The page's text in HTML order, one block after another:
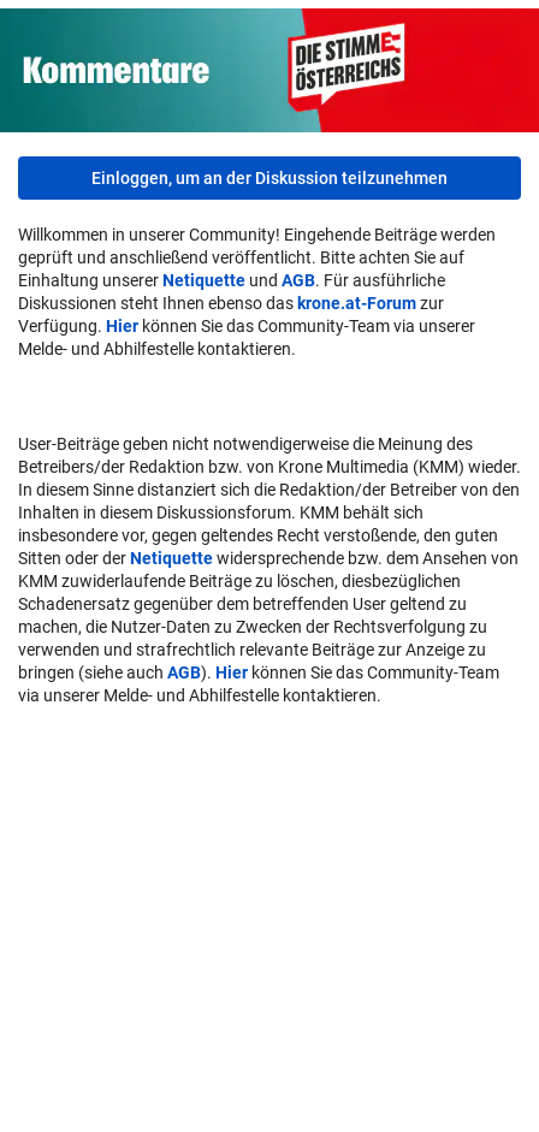
Einloggen, um an der Diskussion teilzunehmen
Willkommen in unserer Community! Eingehende Beiträge werden
geprüft und anschließend veröffentlicht. Bitte achten Sie auf
Einhaltung unsererNetiquette und AGB. Für ausführliche
Diskussionen steht Ihnen ebenso das krone.at-Forumzur
Verfügung. Hier können Sie das Community-Team via unserer
Melde- und Abhilfestelle kontaktieren.
User-Beiträge geben nicht notwendigerweise die Meinung des
Betreibers/der Redaktion bzw. von Krone Multimedia (KMM) wieder.
In diesem Sinne distanziert sich die Redaktion/der Betreiber von den
Inhalten in diesem Diskussionsforum. KMM behält sich